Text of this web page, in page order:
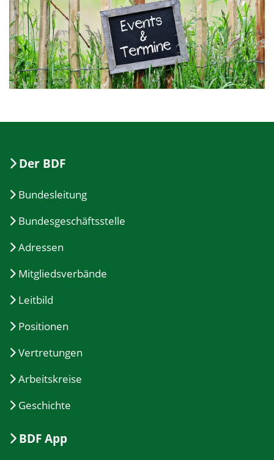
Der BDF
Bundesleitung
Bundesgeschäftsstelle
Adressen
Mitgliedsverbände
Leitbild
Positionen
Vertretungen
Arbeitskreise
Geschichte
BDF App